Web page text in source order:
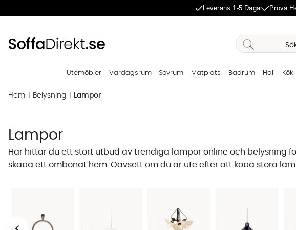
Leverans 1-5 Dagar Prova
Utemöbler Vardagsrum Sovrum Matplats Badrum Hall Kök
Hem Belysning Lampor
Lampor
Här hittar du ett stort utbud av trendiga lampor online och belysning fö
skapa ett ombonat hem. Oavsett om du är ute efter att köpa stora
SoffaDirekt hittar du många dekorativa lampor som förhöjer
Val av lampa